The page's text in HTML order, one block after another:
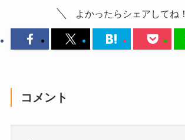
よかったらシェアしてね！
コメント